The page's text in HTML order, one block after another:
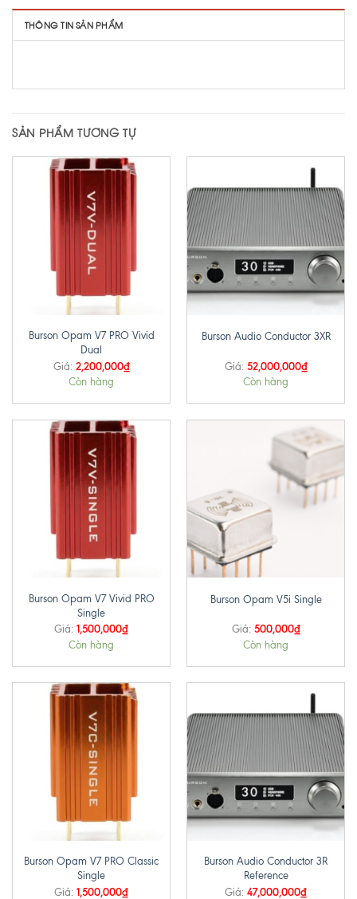
THÔNG TIN SẢN PHẨM
SẢN PHẨM TƯƠNG TỰ
Burson Opam V7 PRO Vivid
Dual
Giá: 2,200,000₫
Còn hàng
Burson Audio Conductor 3XR
Giá: 52,000,000₫
Còn hàng
Burson Opam V7 Vivid PRO
Single
Giá: 1,500,000₫
Còn hàng
Burson Opam V5i Single
Giá: 500,000₫
Còn hàng
Burson Opam V7 PRO Classic
Single
Giá: 1,500,000₫
Burson Audio Conductor 3R
Reference
Giá: 47,000,000₫